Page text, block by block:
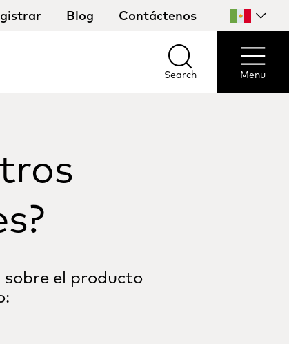
Blog Contáctenos
Selecciona
país
Search
Search Menu
Menu
el producto